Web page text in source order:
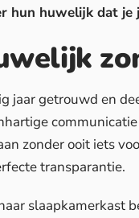
hun huwelijk dat
jaar getrouwd en
zonder ooit iets
transparantie.
slaapkamerkast